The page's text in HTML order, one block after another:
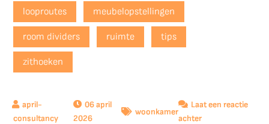
looproutes meubelopstellingen
room dividers ruimte tips
zithoeken
06 april
2026
woonkamer
Laat een reactie
achterop